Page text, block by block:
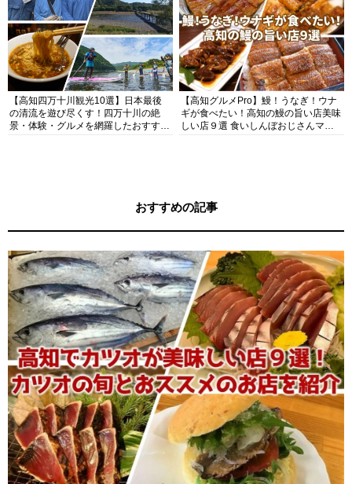
【高知四万十川観光10選】日本最後
の清流を遊び尽くす！四万十川の絶
景・体験・グルメを網羅したおすすめ
【高知グルメPro】鰻！うなぎ！ウナ
ギが食べたい！高知の鰻の旨い店美味
しい店９選 食いしんぼおじさんマッ
おすすめの記事